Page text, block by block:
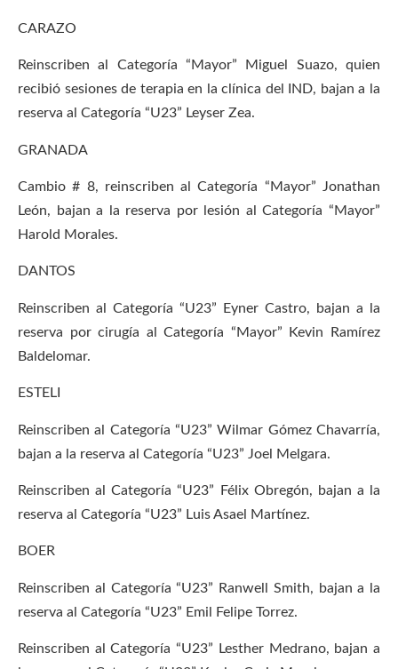
CARAZO
Reinscriben al Categoría “Mayor” Miguel Suazo, quien
recibió sesiones de terapia en la clínica del IND, bajan a la
reserva al Categoría “U23” Leyser Zea.
GRANADA
Cambio # 8, reinscriben al Categoría “Mayor” Jonathan
León, bajan a la reserva por lesión al Categoría “Mayor”
Harold Morales.
DANTOS
Reinscriben al Categoría “U23” Eyner Castro, bajan a la
reserva por cirugía al Categoría “Mayor” Kevin Ramírez
Baldelomar.
ESTELI
Reinscriben al Categoría “U23” Wilmar Gómez Chavarría,
bajan a la reserva al Categoría “U23” Joel Melgara.
Reinscriben al Categoría “U23” Félix Obregón, bajan a la
reserva al Categoría “U23” Luis Asael Martínez.
BOER
Reinscriben al Categoría “U23” Ranwell Smith, bajan a la
reserva al Categoría “U23” Emil Felipe Torrez.
Reinscriben al Categoría “U23” Lesther Medrano, bajan a